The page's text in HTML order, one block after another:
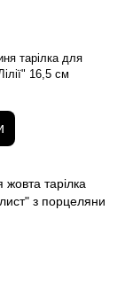
тарілка для
16,5 см